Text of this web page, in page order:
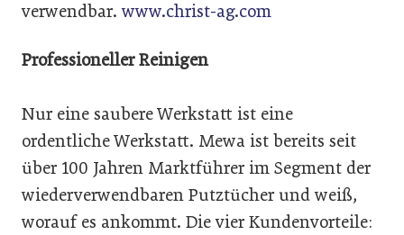
verwendbar.www.christ-ag.com
Professioneller Reinigen
Nur eine saubere Werkstatt ist eine
ordentliche Werkstatt. Mewa ist bereits seit
über 100 Jahren Marktführer im Segment der
wiederverwendbaren Putztücher und weiß,
worauf es ankommt. Die vier Kundenvorteile: